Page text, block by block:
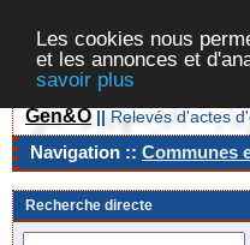
Les cookies nous
et les annonces et
savoir plus
Gen&O || Relevés d'actes
Navigation :: Communes
Recherche directe